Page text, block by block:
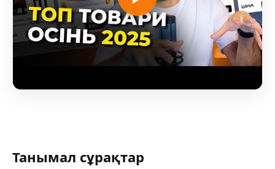
Танымал сұрақтар